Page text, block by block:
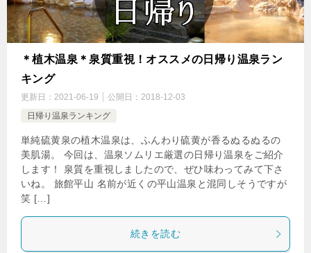
＊植木温泉＊泉質重視！オススメの日帰り温泉ラン
キング
更新日： 2021-06-19 公開日： 2018-12-03
日帰り温泉ランキング
単純硫黄泉の植木温泉は、ふんわり硫黄が香るぬるぬるの
美肌湯。 今回は、温泉ソムリエ厳選の日帰り温泉をご紹介
します！ 泉質を重視しましたので、ぜひ味わってみて下さ
いね。 旅館平山 名前が近くの平山温泉と混同しそうですが
笑 […]
続きを読む